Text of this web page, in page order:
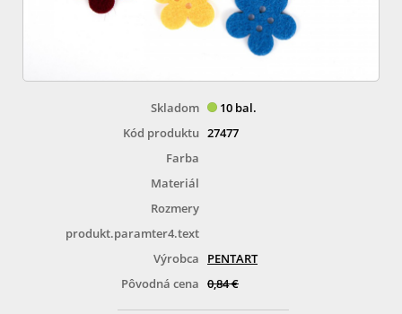
Skladom
10 bal.
Kód produktu 27477
Farba
Materiál
Rozmery
produkt.paramter4.text
Výrobca
PENTART
Pôvodná cena 0,84 €